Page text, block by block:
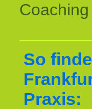
So
Praxis: